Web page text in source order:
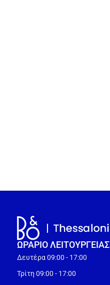
ΩΡΑΡΙΟ ΛΕΙΤΟΥΡΓEΙΑΣ
Δευτέρα 09:00 - 17:00
Τρίτη 09:00 - 17:00